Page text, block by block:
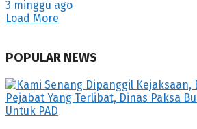
3 minggu ago
Load More
POPULAR NEWS